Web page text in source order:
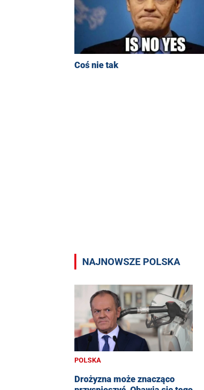
Coś nie tak
NAJNOWSZE POLSKA
POLSKA
Drożyzna może znacząco